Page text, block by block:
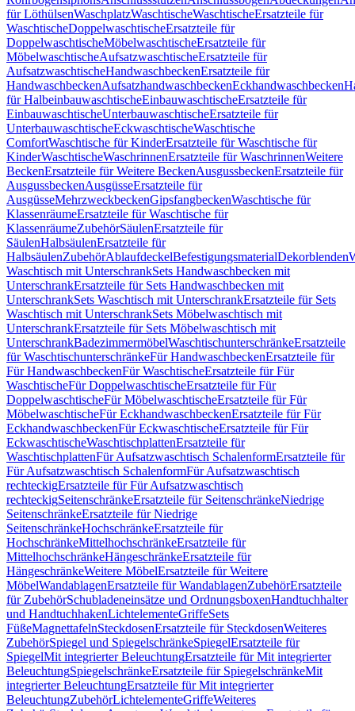
für LöthülsenWaschplatzWaschtischeWaschtischeErsatzteile für
WaschtischeDoppelwaschtischeErsatzteile für
DoppelwaschtischeMöbelwaschtischeErsatzteile für
MöbelwaschtischeAufsatzwaschtischeErsatzteile für
AufsatzwaschtischeHandwaschbeckenErsatzteile für
HandwaschbeckenAufsatzhandwaschbeckenEckhandwaschbecken
für HalbeinbauwaschtischeEinbauwaschtischeErsatzteile für
EinbauwaschtischeUnterbauwaschtischeErsatzteile für
UnterbauwaschtischeEckwaschtischeWaschtische
ComfortWaschtische für KinderErsatzteile für Waschtische für
KinderWaschtischeWaschrinnenErsatzteile für WaschrinnenWeitere
BeckenErsatzteile für Weitere BeckenAusgussbeckenErsatzteile für
AusgussbeckenAusgüsseErsatzteile für
AusgüsseMehrzweckbeckenGipsfangbeckenWaschtische für
KlassenräumeErsatzteile für Waschtische für
KlassenräumeZubehörSäulenErsatzteile für
SäulenHalbsäulenErsatzteile für
HalbsäulenZubehörAblaufdeckelBefestigungsmaterialDekorblenden
Waschtisch mit UnterschrankSets Handwaschbecken mit
UnterschrankErsatzteile für Sets Handwaschbecken mit
UnterschrankSets Waschtisch mit UnterschrankErsatzteile für Sets
Waschtisch mit UnterschrankSets Möbelwaschtisch mit
UnterschrankErsatzteile für Sets Möbelwaschtisch mit
UnterschrankBadezimmermöbelWaschtischunterschränkeErsatzteile
für WaschtischunterschränkeFür HandwaschbeckenErsatzteile für
Für HandwaschbeckenFür WaschtischeErsatzteile für Für
WaschtischeFür DoppelwaschtischeErsatzteile für Für
DoppelwaschtischeFür MöbelwaschtischeErsatzteile für Für
MöbelwaschtischeFür EckhandwaschbeckenErsatzteile für Für
EckhandwaschbeckenFür EckwaschtischeErsatzteile für Für
EckwaschtischeWaschtischplattenErsatzteile für
WaschtischplattenFür Aufsatzwaschtisch SchalenformErsatzteile für
Für Aufsatzwaschtisch SchalenformFür Aufsatzwaschtisch
rechteckigErsatzteile für Für Aufsatzwaschtisch
rechteckigSeitenschränkeErsatzteile für SeitenschränkeNiedrige
SeitenschränkeErsatzteile für Niedrige
SeitenschränkeHochschränkeErsatzteile für
HochschränkeMittelhochschränkeErsatzteile für
MittelhochschränkeHängeschränkeErsatzteile für
HängeschränkeWeitere MöbelErsatzteile für Weitere
MöbelWandablagenErsatzteile für WandablagenZubehörErsatzteile
für ZubehörSchubladeneinsätze und OrdnungsboxenHandtuchhalter
und HandtuchhakenLichtelementeGriffeSets
FüßeMagnettafelnSteckdosenErsatzteile für SteckdosenWeiteres
ZubehörSpiegel und SpiegelschränkeSpiegelErsatzteile für
SpiegelMit integrierter BeleuchtungErsatzteile für Mit integrierter
BeleuchtungSpiegelschränkeErsatzteile für SpiegelschränkeMit
integrierter BeleuchtungErsatzteile für Mit integrierter
BeleuchtungZubehörLichtelementeGriffeWeiteres